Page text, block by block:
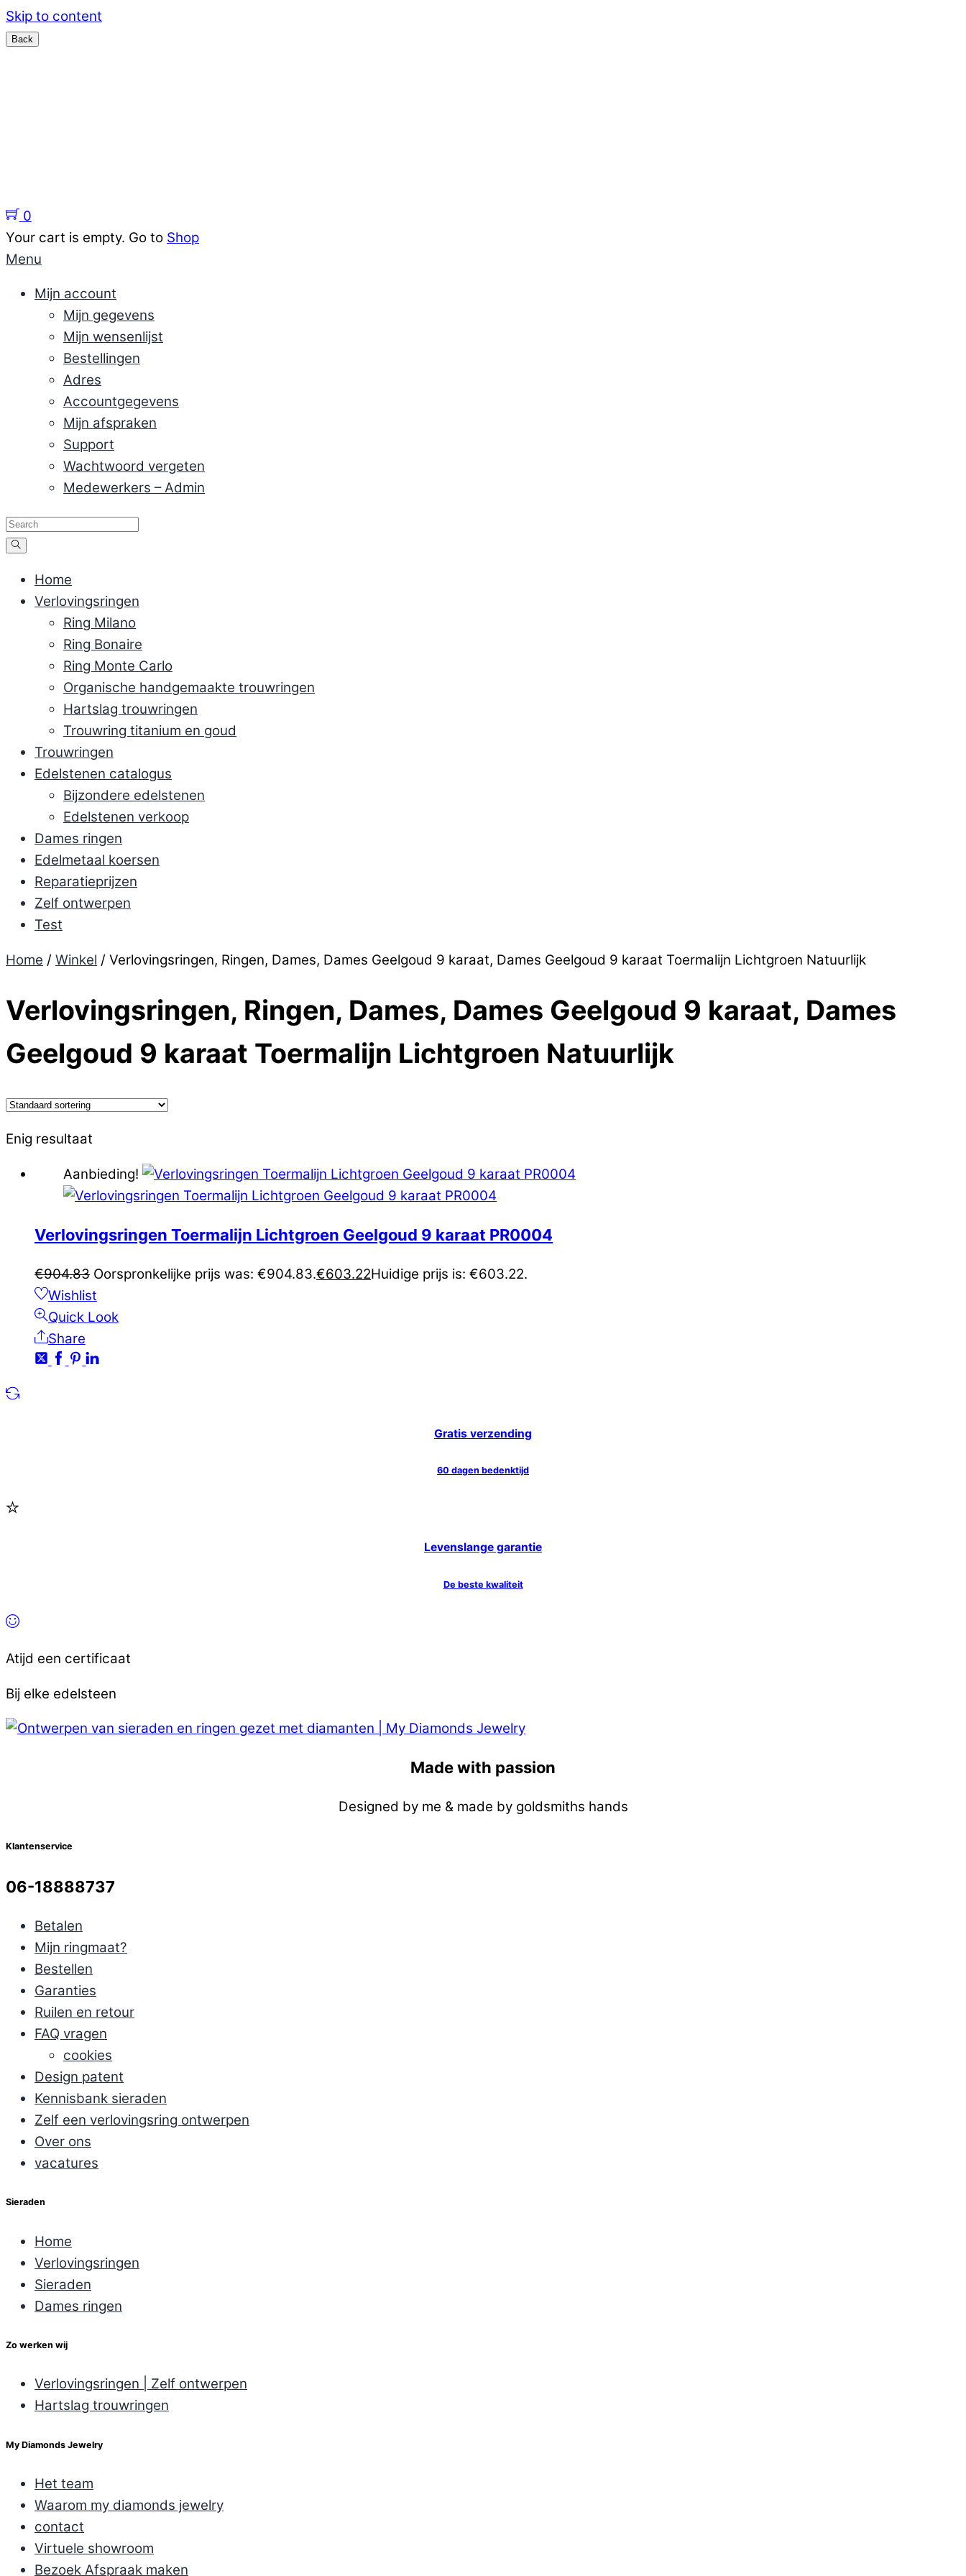
Skip to content
0
Your cart is empty. Go to Shop
Menu
Mijn account
Mijn gegevens
Mijn wensenlijst
Bestellingen
Adres
Accountgegevens
Mijn afspraken
Support
Wachtwoord vergeten
Medewerkers – Admin
Home
Verlovingsringen
Ring Milano
Ring Bonaire
Ring Monte Carlo
Organische handgemaakte trouwringen
Hartslag trouwringen
Trouwring titanium en goud
Trouwringen
Edelstenen catalogus
Bijzondere edelstenen
Edelstenen verkoop
Dames ringen
Edelmetaal koersen
Reparatieprijzen
Zelf ontwerpen
Test
Home / Winkel / Verlovingsringen, Ringen, Dames, Dames Geelgoud 9 karaat, Dames Geelgoud 9 karaat Toermalijn Lichtgroen Natuurlijk
Verlovingsringen, Ringen, Dames, Dames Geelgoud 9 karaat, Dames
Geelgoud 9 karaat Toermalijn Lichtgroen Natuurlijk
Enig resultaat
Aanbieding!
Verlovingsringen Toermalijn Lichtgroen Geelgoud 9 karaat PR0004
€904.83 Oorspronkelijke prijs was: €904.83.€603.22Huidige prijs is: €603.22.
Wishlist
Quick Look
Share
Gratis verzending
60 dagen bedenktijd
Levenslange garantie
De beste kwaliteit
Atijd een certificaat
Bij elke edelsteen
Made with passion
Designed by me & made by goldsmiths hands
Klantenservice
06-18888737
Betalen
Mijn ringmaat?
Bestellen
Garanties
Ruilen en retour
FAQ vragen
cookies
Design patent
Kennisbank sieraden
Zelf een verlovingsring ontwerpen
Over ons
vacatures
Sieraden
Home
Verlovingsringen
Sieraden
Dames ringen
Zo werken wij
Verlovingsringen | Zelf ontwerpen
Hartslag trouwringen
My Diamonds Jewelry
Het team
Waarom my diamonds jewelry
contact
Virtuele showroom
Bezoek Afspraak maken